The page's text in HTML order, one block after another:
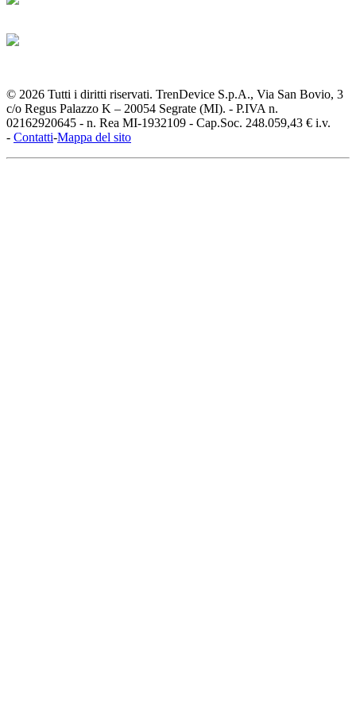
© 2026 Tutti i diritti riservati. TrenDevice S.p.A., Via San Bovio, 3
c/o Regus Palazzo K – 20054 Segrate (MI). - P.IVA n.
02162920645 - n. Rea MI-1932109 - Cap.Soc. 248.059,43 € i.v.
- Contatti-Mappa del sito